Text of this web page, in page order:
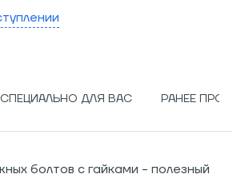
СПЕЦИАЛЬНО ДЛЯ ВАС РАНЕЕ
болтов с гайками - полезный